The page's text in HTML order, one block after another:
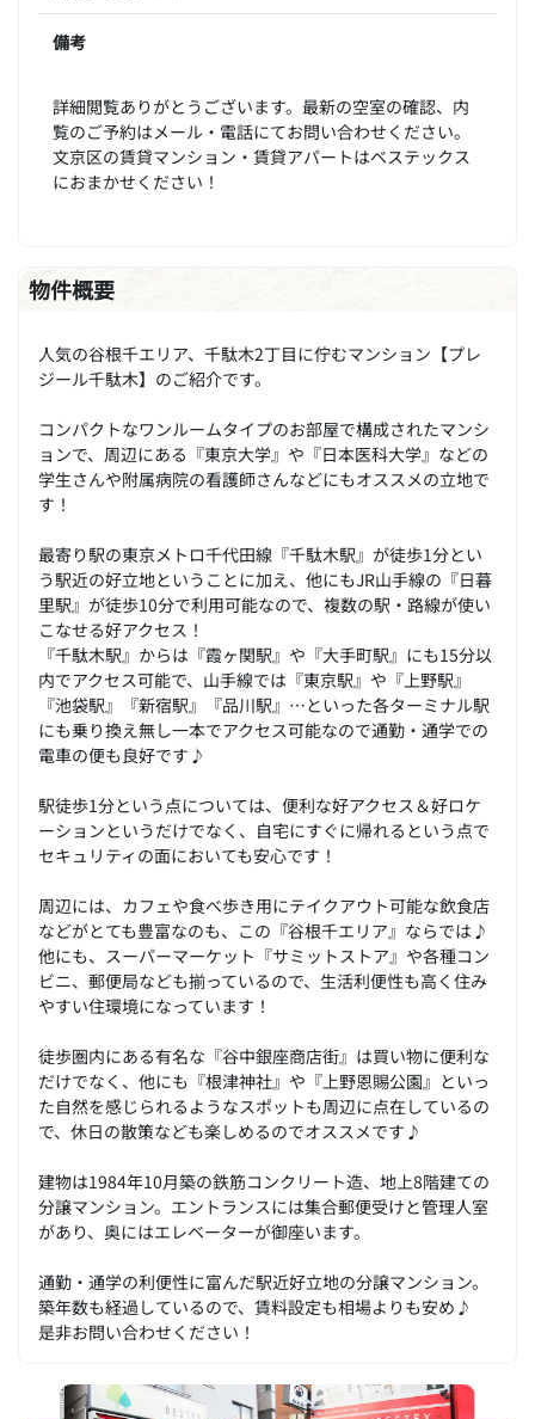
備考
詳細閲覧ありがとうございます。最新の空室の確認、内
覧のご予約はメール・電話にてお問い合わせください。
文京区の賃貸マンション・賃貸アパートはベステックス
におまかせください！
物件概要
人気の谷根千エリア、千駄木2丁目に佇むマンション【プレ
ジール千駄木】のご紹介です。
コンパクトなワンルームタイプのお部屋で構成されたマンシ
ョンで、周辺にある『東京大学』や『日本医科大学』などの
学生さんや附属病院の看護師さんなどにもオススメの立地で
す！
最寄り駅の東京メトロ千代田線『千駄木駅』が徒歩1分とい
う駅近の好立地ということに加え、他にもJR山手線の『日暮
里駅』が徒歩10分で利用可能なので、複数の駅・路線が使い
こなせる好アクセス！
『千駄木駅』からは『霞ヶ関駅』や『大手町駅』にも15分以
内でアクセス可能で、山手線では『東京駅』や『上野駅』
『池袋駅』『新宿駅』『品川駅』…といった各ターミナル駅
にも乗り換え無し一本でアクセス可能なので通勤・通学での
電車の便も良好です♪
駅徒歩1分という点については、便利な好アクセス＆好ロケ
ーションというだけでなく、自宅にすぐに帰れるという点で
セキュリティの面においても安心です！
周辺には、カフェや食べ歩き用にテイクアウト可能な飲食店
などがとても豊富なのも、この『谷根千エリア』ならでは♪
他にも、スーパーマーケット『サミットストア』や各種コン
ビニ、郵便局なども揃っているので、生活利便性も高く住み
やすい住環境になっています！
徒歩圏内にある有名な『谷中銀座商店街』は買い物に便利な
だけでなく、他にも『根津神社』や『上野恩賜公園』といっ
た自然を感じられるようなスポットも周辺に点在しているの
で、休日の散策なども楽しめるのでオススメです♪
建物は1984年10月築の鉄筋コンクリート造、地上8階建ての
分譲マンション。エントランスには集合郵便受けと管理人室
があり、奥にはエレベーターが御座います。
通勤・通学の利便性に富んだ駅近好立地の分譲マンション。
築年数も経過しているので、賃料設定も相場よりも安め♪
是非お問い合わせください！